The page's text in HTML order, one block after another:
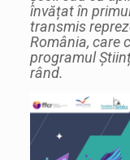
învățat în
transmis
România, care
programul
rând.